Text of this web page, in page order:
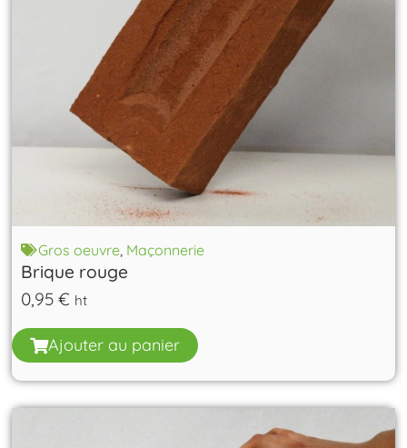
Gros oeuvre Maçonnerie
Brique rouge
0,95€ ht
Ajouter au panier